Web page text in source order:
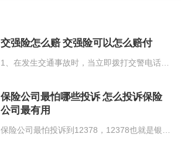
交强险怎么赔 交强险可以怎么赔付
保险公司最怕哪些投诉 怎么投诉保险
公司最有用